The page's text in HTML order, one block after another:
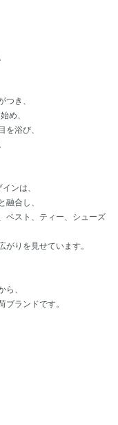
つき、
め、
を浴び、
ンは、
融合し、
ベスト、ティー、シューズ
りを見せています。
ら、
ランドです。